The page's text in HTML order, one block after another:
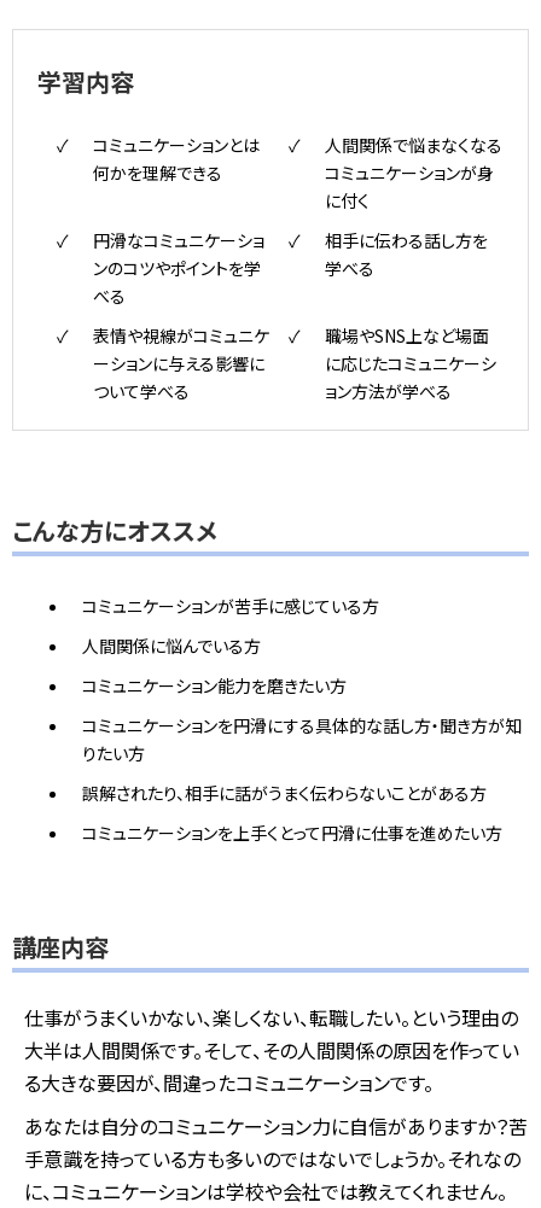
学習内容
コミュニケーションとは
何かを理解できる
人間関係で悩まなくなる
コミュニケーションが身
に付く
円滑なコミュニケーショ
ンのコツやポイントを学
べる
相手に伝わる話し方を
学べる
表情や視線がコミュニケ
ーションに与える影響に
ついて学べる
職場やSNS上など場面
に応じたコミュニケーシ
ョン方法が学べる
こんな方にオススメ
コミュニケーションが苦手に感じている方
人間関係に悩んでいる方
コミュニケーション能力を磨きたい方
コミュニケーションを円滑にする具体的な話し方・聞き方が知
りたい方
誤解されたり、相手に話がうまく伝わらないことがある方
コミュニケーションを上手くとって円滑に仕事を進めたい方
講座内容
仕事がうまくいかない、楽しくない、転職したい。という理由の
大半は人間関係です。そして、その人間関係の原因を作ってい
る大きな要因が、間違ったコミュニケーションです。
あなたは自分のコミュニケーション力に自信がありますか？苦
手意識を持っている方も多いのではないでしょうか。それなの
に、コミュニケーションは学校や会社では教えてくれません。